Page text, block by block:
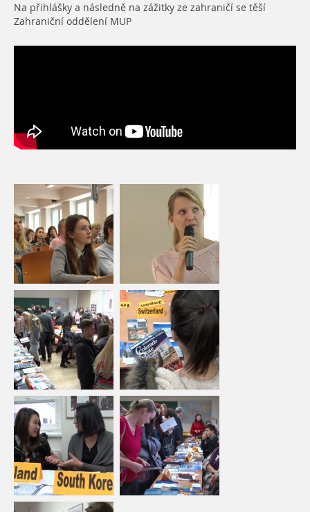
Na přihlášky a následně na zážitky ze zahraničí se těší
Zahraniční oddělení MUP